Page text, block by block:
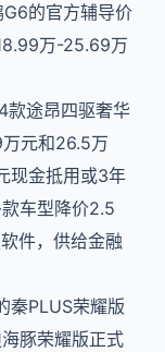
的官方辅导价
万-25.69万
款途昂四驱奢华
元和26.5万
现金抵用或3年
车型降价2.5
件，供给金融
秦PLUS荣耀版
豚荣耀版正式